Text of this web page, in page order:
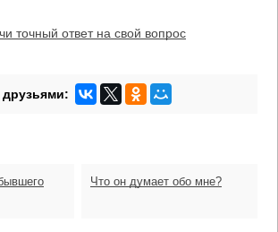
точный ответ на свой вопрос
Что он думает обо мне?